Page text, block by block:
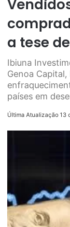
a tese
Ibiuna
Genoa
países em
Última Atualização 13